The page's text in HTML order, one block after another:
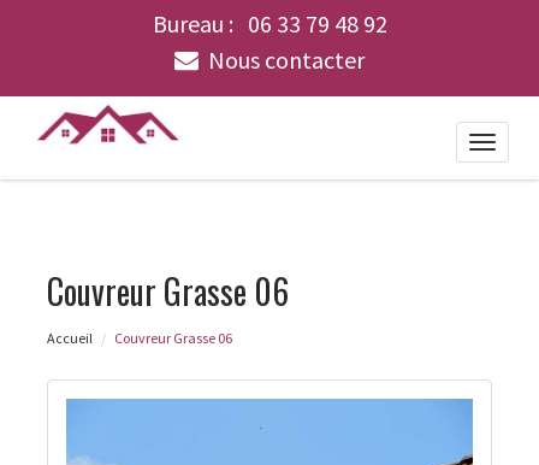
Bureau : 06 33 79 48 92
Nous contacter
Toggle
Couvreur Grasse 06
Accueil Couvreur Grasse 06